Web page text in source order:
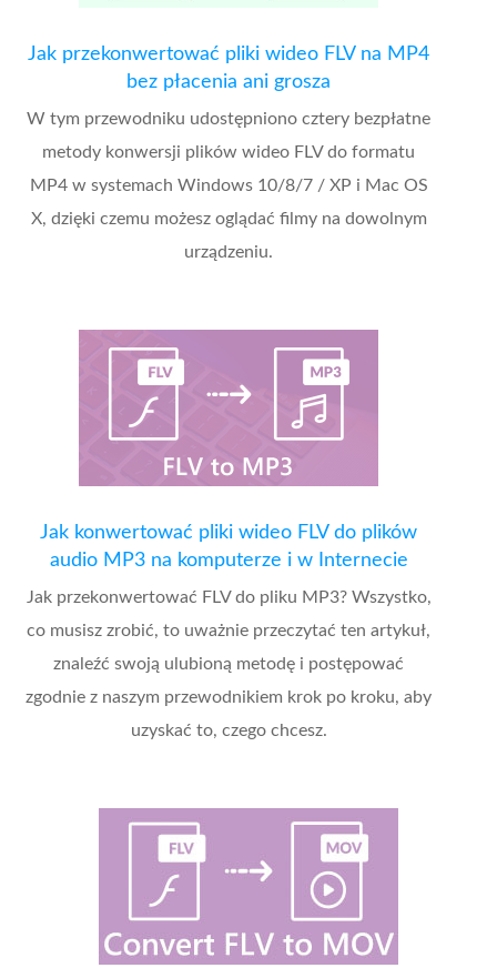
Jak przekonwertować pliki wideo FLV na MP4
bez płacenia ani grosza
W tym przewodniku udostępniono cztery bezpłatne
metody konwersji plików wideo FLV do formatu
MP4 w systemach Windows 10/8/7 / XP i Mac OS
X, dzięki czemu możesz oglądać filmy na dowolnym
urządzeniu.
Jak konwertować pliki wideo FLV do plików
audio MP3 na komputerze i w Internecie
Jak przekonwertować FLV do pliku MP3? Wszystko,
co musisz zrobić, to uważnie przeczytać ten artykuł,
znaleźć swoją ulubioną metodę i postępować
zgodnie z naszym przewodnikiem krok po kroku, aby
uzyskać to, czego chcesz.